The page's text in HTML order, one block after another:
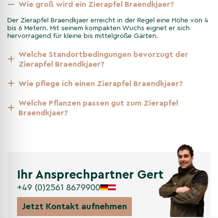
Zierapfels Braendkjaer
Die faszinierende Geschichte des Zierapfels 'Braendkjaer'
reicht weit zurück und ist geprägt von seiner Herkunft aus den
im Laufe der Zeit an verschiedenste Umweltbedingungen
angepasst und ist heute ein beliebter Zierbaum in Gärten
hat, spiegelt die Stärke und Widerstandsfähigkeit dieser
seiner außergewöhnlichen Schönheit und seiner ökologischen
Vorteile, wie der Anziehung von Wildtieren in den Garten,
Zierapfel Braendkjaer pflanzen
Die Pflanzung des Zierapfels 'Braendkjaer' sollte sorgfältig
geplant werden, um sicherzustellen, dass er seine volle Pracht
entfalten kann. Idealerweise wird er im Frühjahr oder Herbst in
einen gut vorbereiteten, nährstoffreichen und gut
durchlässigen Boden gesetzt. Wählen Sie einen Standort, der
Wie groß wird ein Zierapfel Braendkjaer?
Der Zierapfel Braendkjaer erreicht in der Regel eine Höhe von 4
bis 6 Metern. Mit seinem kompakten Wuchs eignet er sich
hervorragend für kleine bis mittelgroße Gärten.
Welche Standortbedingungen bevorzugt der
Zierapfel Braendkjaer?
Wie pflege ich einen Zierapfel Braendkjaer?
Welche Pflanzen passen gut zum Zierapfel
Braendkjaer?
Ihr Ansprechpartner Gert
+49 (0)2561 8679900
Jetzt Kontakt aufnehmen